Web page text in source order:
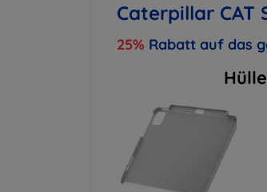
Caterpillar CAT
25% Rabatt auf das